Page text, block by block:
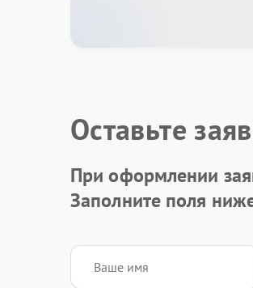
Оставьте
При оформлении
Заполните поля